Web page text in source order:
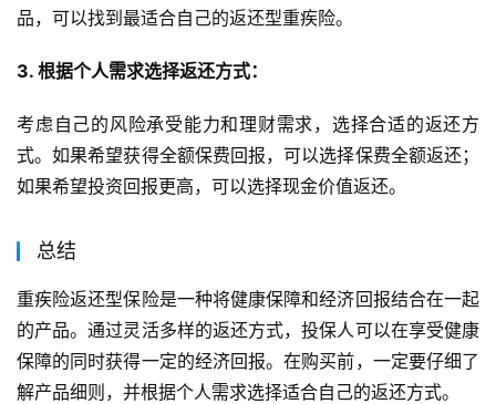
品，可以找到最适合自己的返还型重疾险。
3. 根据个人需求选择返还方式：
考虑自己的风险承受能力和理财需求，选择合适的返还方
式。如果希望获得全额保费回报，可以选择保费全额返还；
如果希望投资回报更高，可以选择现金价值返还。
总结
重疾险返还型保险是一种将健康保障和经济回报结合在一起
的产品。通过灵活多样的返还方式，投保人可以在享受健康
保障的同时获得一定的经济回报。在购买前，一定要仔细了
解产品细则，并根据个人需求选择适合自己的返还方式。